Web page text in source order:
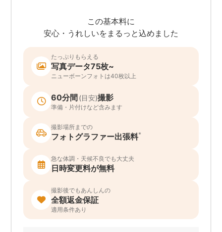
この基本料に
安心・うれしいをまるっと込めました
たっぷりもらえる
写真データ75枚~
ニューボーンフォトは40枚以上
60分間 (目安)撮影
準備・片付けなど含みます
撮影場所までの
フォトグラファー出張料*
急な体調・天候不良でも大丈夫
日時変更料が無料
撮影後でもあんしんの
全額返金保証
適用条件あり